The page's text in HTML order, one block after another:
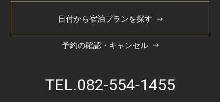
2024/1
日付から宿泊プランを探す
予約の確認・キャンセル
TEL.082-554-1455